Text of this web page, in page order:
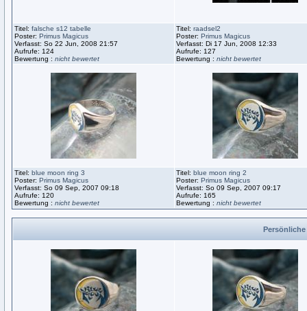
Titel: falsche s12 tabelle
Poster: Primus Magicus
Verfasst: So 22 Jun, 2008 21:57
Aufrufe: 124
Bewertung : nicht bewertet
Titel: raadsel2
Poster: Primus Magicus
Verfasst: Di 17 Jun, 2008 12:33
Aufrufe: 127
Bewertung : nicht bewertet
Titel: blue moon ring 3
Poster: Primus Magicus
Verfasst: So 09 Sep, 2007 09:18
Aufrufe: 120
Bewertung : nicht bewertet
Titel: blue moon ring 2
Poster: Primus Magicus
Verfasst: So 09 Sep, 2007 09:17
Aufrufe: 165
Bewertung : nicht bewertet